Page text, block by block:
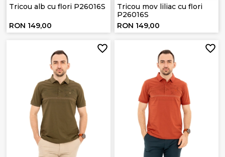
Tricou alb cu flori P26016S
RON 149,00
Tricou mov liliac cu flori
P26016S
RON 149,00